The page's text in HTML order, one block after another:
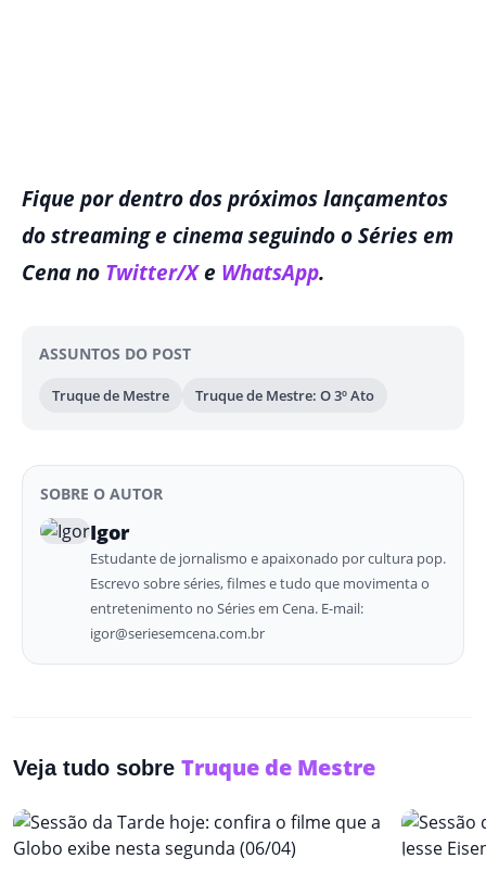
Fique por dentro dos próximos lançamentos
do streaming e cinema seguindo o Séries em
Cena no Twitter/Xe WhatsApp.
ASSUNTOS DO POST
Truque de Mestre Truque de Mestre: O 3º Ato
SOBRE O AUTOR
Igor
Estudante de jornalismo e apaixonado por cultura pop.
Escrevo sobre séries, filmes e tudo que movimenta o
entretenimento no Séries em Cena. E-mail:
igor@seriesemcena.com.br
Veja tudo sobre Truque de Mestre